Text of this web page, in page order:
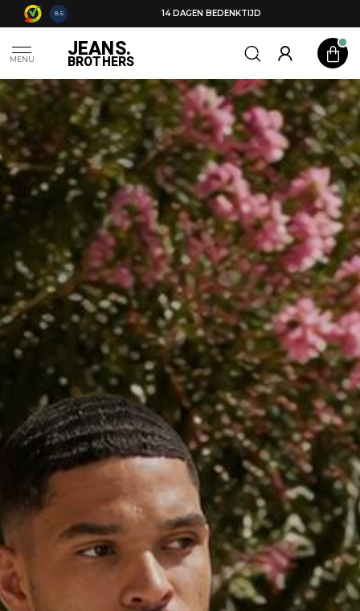
8.5 14 DAGEN BEDENKTIJD
MENU JEANS.
BROTHERS